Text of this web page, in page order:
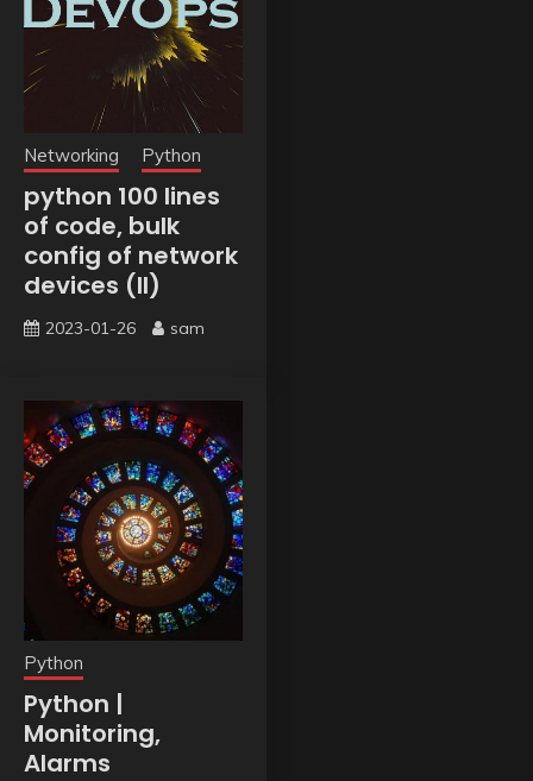
Networking Python
python 100 lines
of code, bulk
config of network
devices (II)
2023-01-26 sam
Python
Python |
Monitoring,
Alarms